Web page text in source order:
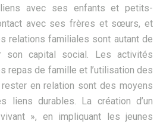
avec ses enfants et petits-
avec ses frères et sœurs, et
relations familiales sont autant de
son capital social. Les activités
repas de famille et l’utilisation des
en relation sont des moyens
liens durables. La création d’un
», en impliquant les jeunes